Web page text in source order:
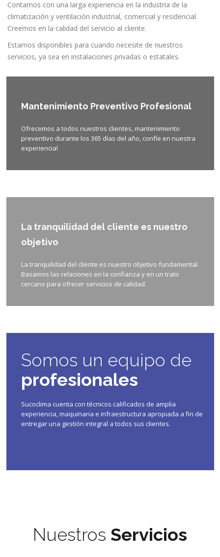
Contamos con una larga experiencia en la industria de la
climatización y ventilación industrial, comercial y residencial.
Creemos en la calidad del servicio al cliente.
Estamos disponibles para cuando necesite de nuestros
servicios, ya sea en instalaciones privadas o estatales.
Mantenimiento Preventivo Profesional
Ofrecemos a todos nuestros clientes, mantenimiento
preventivo durante los 365 días del año, confíe en nuestra
experiencia!
La tranquilidad del cliente es nuestro
objetivo
La tranquilidad del cliente es nuestro objetivo fundamental.
Basamos las relaciones en la confianza y en un trato
cercano para ofrecer servicios de calidad.
Somos un equipo de
profesionales
Sucoclima cuenta con técnicos calificados de amplia
experiencia, maquinaria e infraestructura apropiada a fin de
entregar una gestión integral a todos sus clientes.
Nuestros Servicios